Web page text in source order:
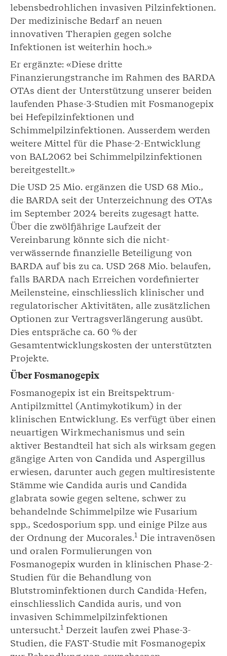
lebensbedrohlichen invasiven Pilzinfektionen.
Der medizinische Bedarf an neuen
innovativen Therapien gegen solche
Infektionen ist weiterhin hoch.»
Er ergänzte: «Diese dritte
Finanzierungstranche im Rahmen des BARDA
OTAs dient der Unterstützung unserer beiden
laufenden Phase-3-Studien mit Fosmanogepix
bei Hefepilzinfektionen und
Schimmelpilzinfektionen. Ausserdem werden
weitere Mittel für die Phase-2-Entwicklung
von BAL2062 bei Schimmelpilzinfektionen
bereitgestellt.»
Die USD 25 Mio. ergänzen die USD 68 Mio.,
die BARDA seit der Unterzeichnung des OTAs
im September 2024 bereits zugesagt hatte.
Über die zwölfjährige Laufzeit der
Vereinbarung könnte sich die nicht-
verwässernde finanzielle Beteiligung von
BARDA auf bis zu ca. USD 268 Mio. belaufen,
falls BARDA nach Erreichen vordefinierter
Meilensteine, einschliesslich klinischer und
regulatorischer Aktivitäten, alle zusätzlichen
Optionen zur Vertragsverlängerung ausübt.
Dies entspräche ca. 60 % der
Gesamtentwicklungskosten der unterstützten
Projekte.
Über Fosmanogepix
Fosmanogepix ist ein Breitspektrum-
Antipilzmittel (Antimykotikum) in der
klinischen Entwicklung. Es verfügt über einen
neuartigen Wirkmechanismus und sein
aktiver Bestandteil hat sich als wirksam gegen
gängige Arten von Candida und Aspergillus
erwiesen, darunter auch gegen multiresistente
Stämme wie Candida auris und Candida
glabrata sowie gegen seltene, schwer zu
behandelnde Schimmelpilze wie Fusarium
spp., Scedosporium spp. und einige Pilze aus
der Ordnung der Mucorales.1 Die intravenösen
und oralen Formulierungen von
Fosmanogepix wurden in klinischen Phase-2-
Studien für die Behandlung von
Blutstrominfektionen durch Candida-Hefen,
einschliesslich Candida auris, und von
invasiven Schimmelpilzinfektionen
untersucht.1 Derzeit laufen zwei Phase-3-
Studien, die FAST-Studie mit Fosmanogepix